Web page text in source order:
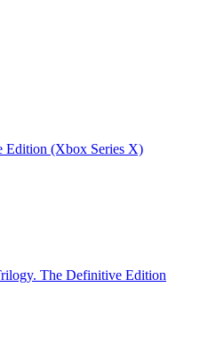
Edition (Xbox Series X)
The Definitive Edition